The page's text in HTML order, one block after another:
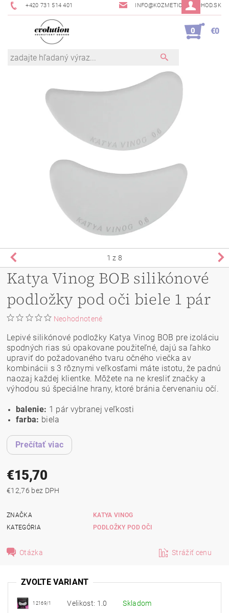
+420 731 514 401 INFO@KOZMETICKYOBCHOD.SK
0 €0
1 z 8
Katya Vinog BOB silikónové
podložky pod oči biele 1 pár
Neohodnotené
Lepivé silikónové podložky Katya Vinog BOB pre izoláciu
spodných rias sú opakovane použiteľné, dajú sa ľahko
upraviť do požadovaného tvaru očného viečka av
kombinácii s 3 rôznymi veľkosťami máte istotu, že padnú
naozaj každej klientke. Môžete na ne kresliť značky a
výhodou sú špeciálne hrany, ktoré bránia červenaniu očí.
balenie: 1 pár vybranej veľkosti
farba: biela
Prečítať viac
€15,70
€12,76 bez DPH
ZNAČKA
KATYA VINOG
KATEGÓRIA
PODLOŽKY POD OČI
Otázka Strážiť cenu
ZVOĽTE VARIANT
12169/1 Velikost: 1.0 Skladom